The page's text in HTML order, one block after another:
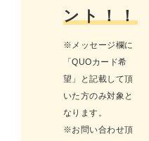
ント！！
※メッセージ欄に
「QUOカード希
望」と記載して頂
いた方のみ対象と
なります。
※お問い合わせ頂